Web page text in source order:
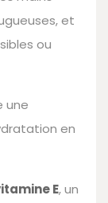
et
ou
une
en
E, un